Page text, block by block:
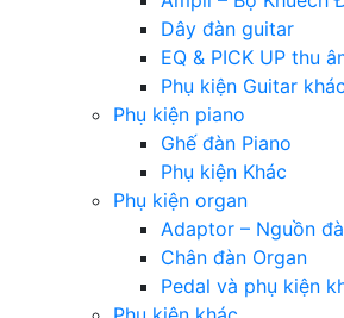
Dây đàn guitar
EQ & PICK UP thu
Phụ kiện Guitar khác
Phụ kiện piano
Ghế đàn Piano
Phụ kiện Khác
Phụ kiện organ
Adaptor – Nguồn
Chân đàn Organ
Pedal và phụ kiện